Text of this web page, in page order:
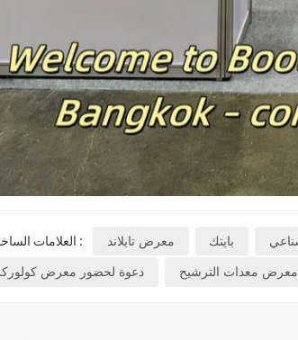
العلامات الساخنة : معرض تايلاند بايتك
دعوة لحضور معرض
معرض معدات الترشيح